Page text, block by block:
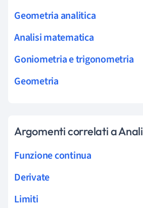
Geometria analitica
Analisi matematica
Goniometria e trigonometria
Geometria
Argomenti correlati a
Funzione continua
Derivate
Limiti